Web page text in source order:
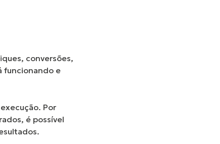
conversões,
funcionando e
Por
é possível